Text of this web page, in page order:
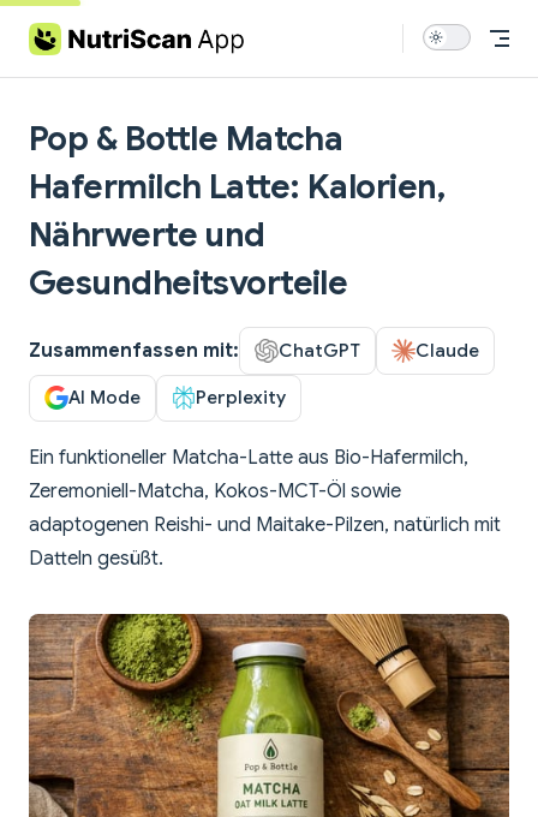
Skip to content
Pop & Bottle Matcha
Hafermilch Latte: Kalorien,
Nährwerte und
Gesundheitsvorteile
Zusammenfassen mit: ChatGPT Claude
AI Mode Perplexity
Ein funktioneller Matcha-Latte aus Bio-Hafermilch,
Zeremoniell-Matcha, Kokos-MCT-Öl sowie
adaptogenen Reishi- und Maitake-Pilzen, natürlich mit
Datteln gesüßt.